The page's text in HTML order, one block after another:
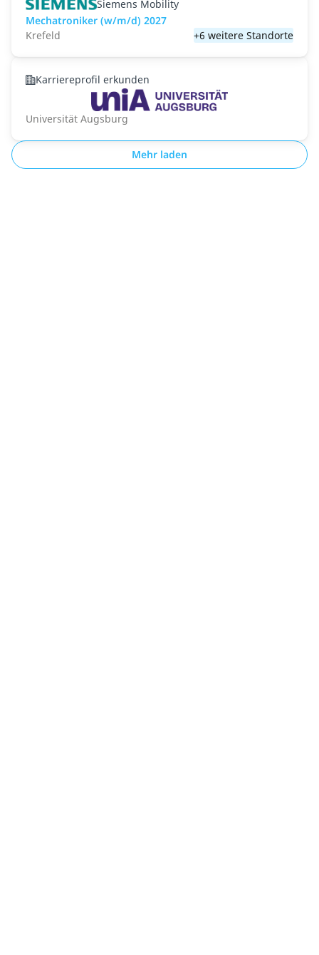
Siemens Mobility
Mechatroniker (w/m/d) 2027
Krefeld
+6 weitere Standorte
Karriereprofil erkunden
Universität Augsburg
Mehr laden